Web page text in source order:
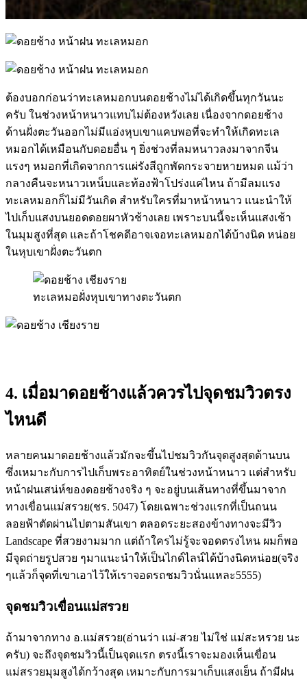
ต้องบอกก่อนว่าทะเลหมอกบนดอยช้างไม่ได้เกิดขึ้นทุกวันนะ
ครับ ในช่วงหน้าหนาวแทบไม่ต้องหวังเลย เนื่องจากดอยช้าง
ด้านฝั่งตะวันออกไม่มีแอ่งหุบเขาแคบพอที่จะทำให้เกิดทะเล
หมอกได้เหมือนกับดอยอื่น ๆ ยิ่งช่วงที่ลมหนาวลงมาจากจีน
แรงๆ หมอกที่เกิดจากการแผ่รังสีถูกพัดกระจายหายหมด แม้ว่า
กลางคืนจะหนาวเหน็บและท้องฟ้าโปร่งแค่ไหน ถ้ามีลมแรง
ทะเลหมอกก็ไม่มีวันเกิด สำหรับใครที่มาหน้าหนาว แนะนำให้
ไปเก็บแสงบนยอดดอยผาหัวช้างเลย เพราะบนนี้จะเห็นแสงเช้า
ในมุมสูงที่สุด และถ้าโชคดีอาจเจอทะเลหมอกได้บ้างนิด หน่อย
ในหุบเขาฝั่งตะวันตก
ทะเลหมอฝั่งหุบเขาทางตะวันตก
4. เมื่อมาดอยช้างแล้วควรไปจุดชมวิวตรง
ไหนดี
หลายคนมาดอยช้างแล้วมักจะขึ้นไปชมวิวกันจุดสูงสุดด้านบน
ซึ่งเหมาะกับการไปเก็บพระอาทิตย์ในช่วงหน้าหนาว แต่สำหรับ
หน้าฝนเสน่ห์ของดอยช้างจริง ๆ จะอยู่บนเส้นทางที่ขึ้นมาจาก
ทางเขื่อนแม่สรวย(ชร. 5047) โดยเฉพาะช่วงแรกที่เป็นถนน
ลอยฟ้าตัดผ่านไปตามสันเขา ตลอดระยะสองข้างทางจะมีวิว
Landscape ที่สวยงามมาก แต่ถ้าใครไม่รู้จะจอดตรงไหน ผมก็พอ
มีจุดถ่ายรูปสวย ๆมาแนะนำให้เป็นไกด์ไลน์ได้บ้างนิดหน่อย(จริง
ๆแล้วก็จุดที่เขาเอาไว้ให้เราจอดรถชมวิวนั่นแหละ5555)
จุดชมวิวเขื่อนแม่สรวย
ถ้ามาจากทาง อ.แม่สรวย(อ่านว่า แม่-สวย ไม่ใช่ แม่สะหรวย นะ
ครับ) จะถึงจุดชมวิวนี้เป็นจุดแรก ตรงนี้เราจะมองเห็นเขื่อน
แม่สรวยมุมสูงได้กว้างสุด เหมาะกับการมาเก็บแสงเย็น ถ้ามีฝน